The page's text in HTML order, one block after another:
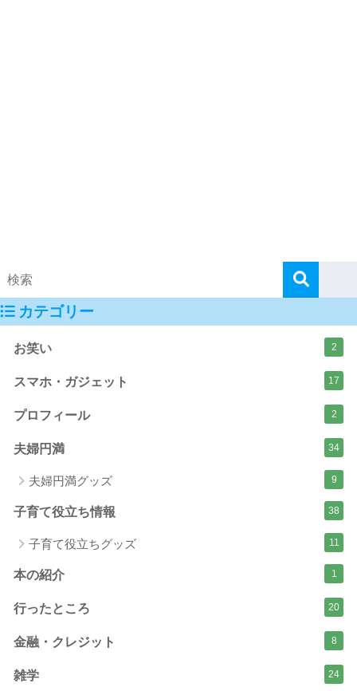
カテゴリー
お笑い 2
スマホ・ガジェット 17
プロフィール 2
夫婦円満 34
夫婦円満グッズ 9
子育て役立ち情報 38
子育て役立ちグッズ 11
本の紹介 1
行ったところ 20
金融・クレジット 8
雑学 24